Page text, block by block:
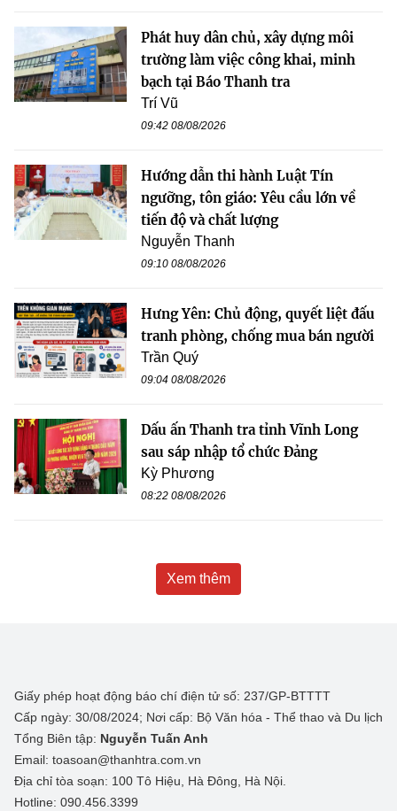
Phát huy dân chủ, xây dựng môi
trường làm việc công khai, minh
bạch tại Báo Thanh tra
Trí Vũ
09:42 08/08/2026
Hướng dẫn thi hành Luật Tín
ngưỡng, tôn giáo: Yêu cầu lớn về
tiến độ và chất lượng
Nguyễn Thanh
09:10 08/08/2026
Hưng Yên: Chủ động, quyết liệt đấu
tranh phòng, chống mua bán người
Trần Quý
09:04 08/08/2026
Dấu ấn Thanh tra tỉnh Vĩnh Long
sau sáp nhập tổ chức Đảng
Kỳ Phương
08:22 08/08/2026
Xem thêm
Giấy phép hoạt động báo chí điện tử số: 237/GP-BTTTT
Cấp ngày: 30/08/2024; Nơi cấp: Bộ Văn hóa - Thể thao và Du lịch
Tổng Biên tập: Nguyễn Tuấn Anh
Email: toasoan@thanhtra.com.vn
Địa chỉ tòa soạn: 100 Tô Hiệu, Hà Đông, Hà Nội.
Hotline: 090.456.3399